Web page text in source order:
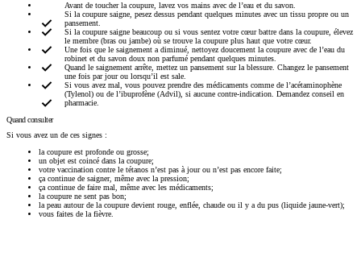
Avant de toucher la coupure, lavez vos mains avec de l’eau et du savon.
Si la coupure saigne, pesez dessus pendant quelques minutes avec un tissu propre ou un
pansement.
Si la coupure saigne beaucoup ou si vous sentez votre cœur battre dans la coupure, élevez
le membre (bras ou jambe) où se trouve la coupure plus haut que votre cœur.
Une fois que le saignement a diminué, nettoyez doucement la coupure avec de l’eau du
robinet et du savon doux non parfumé pendant quelques minutes.
Quand le saignement arrête, mettez un pansement sur la blessure. Changez le pansement
une fois par jour ou lorsqu’il est sale.
Si vous avez mal, vous pouvez prendre des médicaments comme de l’acétaminophène
(Tylenol) ou de l’ibuprofène (Advil), si aucune contre-indication. Demandez conseil en
pharmacie.
Quand consulter
Si vous avez un de ces signes :
la coupure est profonde ou grosse;
un objet est coincé dans la coupure;
votre vaccination contre le tétanos n’est pas à jour ou n’est pas encore faite;
ça continue de saigner, même avec la pression;
ça continue de faire mal, même avec les médicaments;
la coupure ne sent pas bon;
la peau autour de la coupure devient rouge, enflée, chaude ou il y a du pus (liquide jaune-vert);
vous faites de la fièvre.